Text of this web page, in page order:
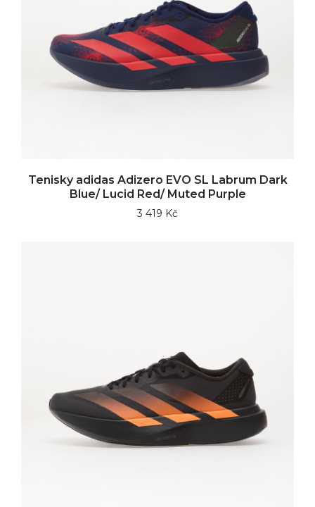
Tenisky adidas Adizero EVO SL Labrum Dark
Blue/ Lucid Red/ Muted Purple
3 419 Kč